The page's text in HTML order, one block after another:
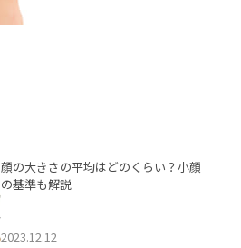
顔の大きさの平均はどのくらい？小顔
の基準も解説
2023.12.12